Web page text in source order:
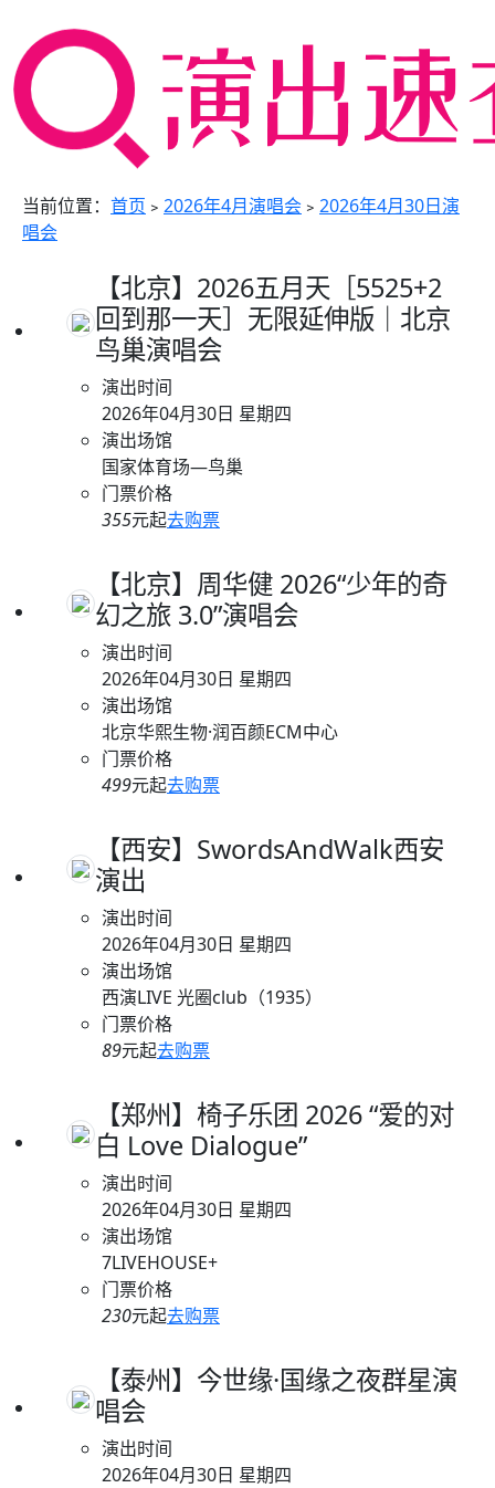
当前位置： 首页 ﹥ 2026年4月演唱会 ﹥ 2026年4月30日演
唱会
【北京】2026五月天［5525+2
回到那一天］无限延伸版｜北京
鸟巢演唱会
演出时间
2026年04月30日 星期四
演出场馆
国家体育场—鸟巢
门票价格
355元起去购票
【北京】周华健 2026“少年的奇
幻之旅 3.0”演唱会
演出时间
2026年04月30日 星期四
演出场馆
北京华熙生物·润百颜ECM中心
门票价格
499元起去购票
【西安】SwordsAndWalk西安
演出
演出时间
2026年04月30日 星期四
演出场馆
西演LIVE 光圈club（1935）
门票价格
89元起去购票
【郑州】椅子乐团 2026 “爱的对
白 Love Dialogue”
演出时间
2026年04月30日 星期四
演出场馆
7LIVEHOUSE+
门票价格
230元起去购票
【泰州】今世缘·国缘之夜群星演
唱会
演出时间
2026年04月30日 星期四